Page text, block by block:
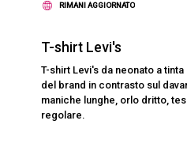
RIMANI AGGIORNATO
T-shirt Levi's
T-shirt Levi's da neonato a
del brand in contrasto sul
maniche lunghe, orlo dritto,
regolare.